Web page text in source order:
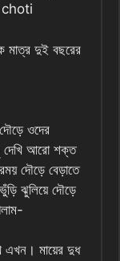
choti
মাত্র দুই বছরের
ওদের
দেখি আরো শক্ত
দৌড়ে বেড়াতে
ঝুলিয়ে দৌড়ে
এখন। মায়ের দুধ